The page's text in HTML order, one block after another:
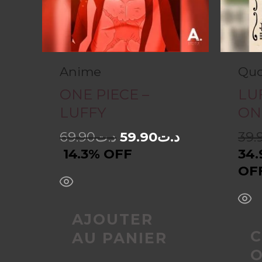
Anime
ONE PIECE –
LUFFY
د.ت69.90 د.ت59.90
14.3% OFF
AJOUTER
AU PANIER